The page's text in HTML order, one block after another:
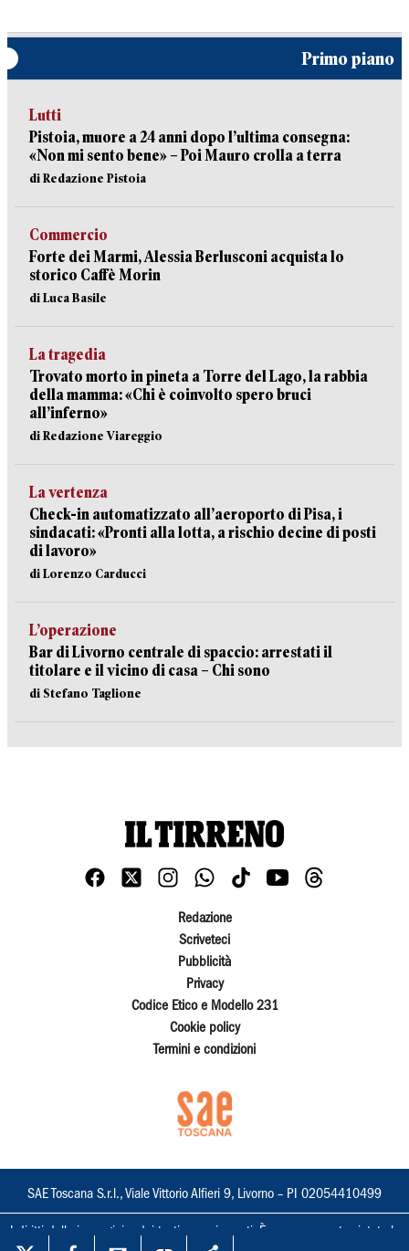
Primo piano
Lutti
Pistoia, muore a 24 anni dopo l’ultima consegna:
«Non mi sento bene» – Poi Mauro crolla a terra
di Redazione Pistoia
Commercio
Forte dei Marmi, Alessia Berlusconi acquista lo
storico Caffè Morin
di Luca Basile
La tragedia
Trovato morto in pineta a Torre del Lago, la rabbia
della mamma: «Chi è coinvolto spero bruci
all’inferno»
di Redazione Viareggio
La vertenza
Check-in automatizzato all’aeroporto di Pisa, i
sindacati: «Pronti alla lotta, a rischio decine di posti
di lavoro»
di Lorenzo Carducci
L’operazione
Bar di Livorno centrale di spaccio: arrestati il
titolare e il vicino di casa – Chi sono
di Stefano Taglione
Redazione
Scriveteci
Pubblicità
Privacy
Codice Etico e Modello 231
Cookie policy
Termini e condizioni
SAE Toscana S.r.l., Viale Vittorio Alfieri 9, Livorno – PI 02054410499
I diritti delle immagini e dei testi sono riservati. È espressamente vietata la